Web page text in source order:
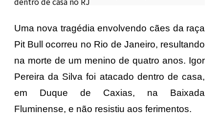
Uma nova tragédia envolvendo cães da raça
Pit Bull ocorreu no Rio de Janeiro, resultando
na morte de um menino de quatro anos. Igor
Pereira da Silva foi atacado dentro de casa,
em Duque de Caxias, na Baixada
Fluminense, e não resistiu aos ferimentos.